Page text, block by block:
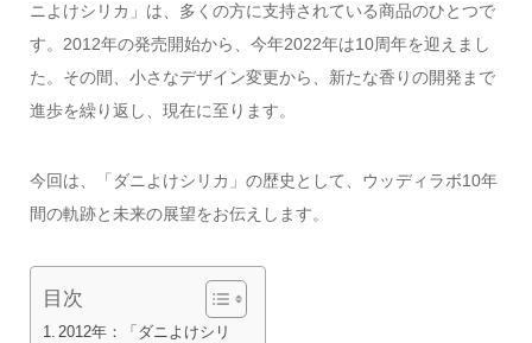
ニよけシリカ」は、多くの方に支持されている商品のひとつで
す。2012年の発売開始から、今年2022年は10周年を迎えまし
た。その間、小さなデザイン変更から、新たな香りの開発まで
進歩を繰り返し、現在に至ります。
今回は、「ダニよけシリカ」の歴史として、ウッディラボ10年
間の軌跡と未来の展望をお伝えします。
目次
2012年：「ダニよけシリ